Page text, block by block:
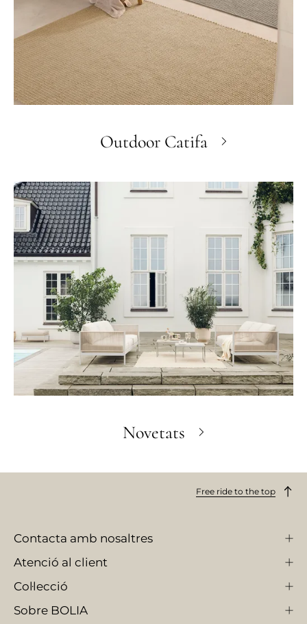
Outdoor Catifa
Novetats
Free ride to the top
Contacta amb nosaltres
Atenció al client
Col·lecció
Sobre BOLIA